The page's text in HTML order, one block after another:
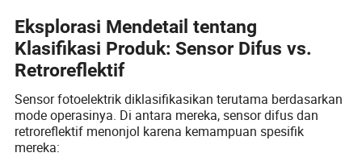
Eksplorasi Mendetail tentang
Klasifikasi Produk: Sensor Difus vs.
Retroreflektif
Sensor fotoelektrik diklasifikasikan terutama berdasarkan
mode operasinya. Di antara mereka, sensor difus dan
retroreflektif menonjol karena kemampuan spesifik
mereka: